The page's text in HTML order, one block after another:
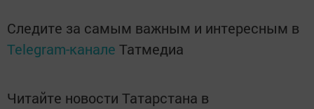
Следите за самым важным и интересным в
Telegram-канале Татмедиа
Читайте новости Татарстана в